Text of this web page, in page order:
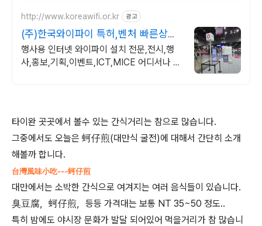
http://www.koreawifi.or.kr 광고
(주)한국와이파이 특허,벤처 빠른상담
가능
행사용 인터넷 와이파이 설치 전문,전시,행
사,홍보,기획,이벤트,ICT,MICE 어디서나 끊
타이완 곳곳에서 볼수 있는 간식거리는 참으로 많습니다.
그중에서도 오늘은 蚵仔煎(대만식 굴전)에 대해서 간단히 소개
해볼까 합니다.
台灣風味小吃---蚵仔煎
대만에서는 소박한 간식으로 여겨지는 여러 음식들이 있습니다.
臭豆腐，蚵仔煎，등등 가격대는 보통 NT 35~50 정도..
특히 밤에도 야시장 문화가 발달 되어있어 먹을거리가 참 많습니